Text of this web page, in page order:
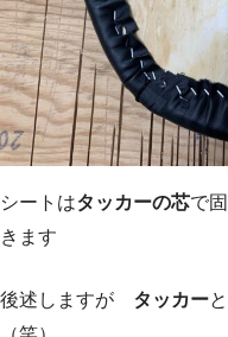
シートはタッカーの芯で
きます
後述しますが タッカー